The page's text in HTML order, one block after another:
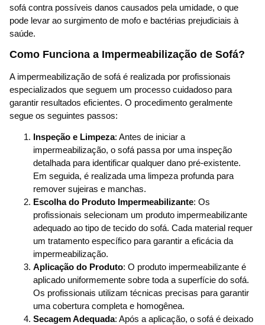
sofá contra possíveis danos causados pela umidade, o que
pode levar ao surgimento de mofo e bactérias prejudiciais à
saúde.
Como Funciona a Impermeabilização de Sofá?
A impermeabilização de sofá é realizada por profissionais
especializados que seguem um processo cuidadoso para
garantir resultados eficientes. O procedimento geralmente
segue os seguintes passos:
Inspeção e Limpeza: Antes de iniciar a
impermeabilização, o sofá passa por uma inspeção
detalhada para identificar qualquer dano pré-existente.
Em seguida, é realizada uma limpeza profunda para
remover sujeiras e manchas.
Escolha do Produto Impermeabilizante: Os
profissionais selecionam um produto impermeabilizante
adequado ao tipo de tecido do sofá. Cada material requer
um tratamento específico para garantir a eficácia da
impermeabilização.
Aplicação do Produto: O produto impermeabilizante é
aplicado uniformemente sobre toda a superfície do sofá.
Os profissionais utilizam técnicas precisas para garantir
uma cobertura completa e homogênea.
Secagem Adequada: Após a aplicação, o sofá é deixado